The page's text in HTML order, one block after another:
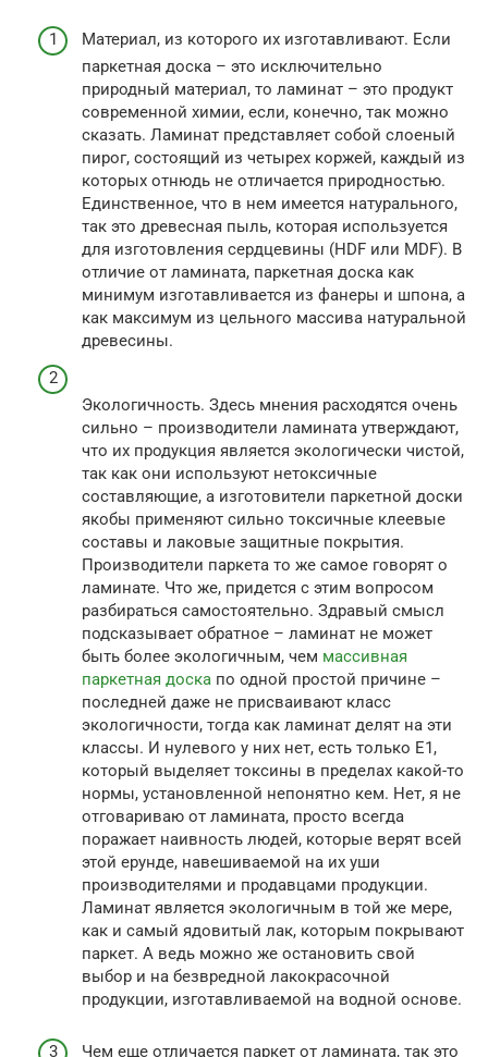
Материал, из которого их изготавливают. Если
паркетная доска – это исключительно
природный материал, то ламинат – это продукт
современной химии, если, конечно, так можно
сказать. Ламинат представляет собой слоеный
пирог, состоящий из четырех коржей, каждый из
которых отнюдь не отличается природностью.
Единственное, что в нем имеется натурального,
так это древесная пыль, которая используется
для изготовления сердцевины (HDF или MDF). В
отличие от ламината, паркетная доска как
минимум изготавливается из фанеры и шпона, а
как максимум из цельного массива натуральной
древесины.
Экологичность. Здесь мнения расходятся очень
сильно – производители ламината утверждают,
что их продукция является экологически чистой,
так как они используют нетоксичные
составляющие, а изготовители паркетной доски
якобы применяют сильно токсичные клеевые
составы и лаковые защитные покрытия.
Производители паркета то же самое говорят о
ламинате. Что же, придется с этим вопросом
разбираться самостоятельно. Здравый смысл
подсказывает обратное – ламинат не может
быть более экологичным, чем массивная
паркетная доска по одной простой причине –
последней даже не присваивают класс
экологичности, тогда как ламинат делят на эти
классы. И нулевого у них нет, есть только E1,
который выделяет токсины в пределах какой-то
нормы, установленной непонятно кем. Нет, я не
отговариваю от ламината, просто всегда
поражает наивность людей, которые верят всей
этой ерунде, навешиваемой на их уши
производителями и продавцами продукции.
Ламинат является экологичным в той же мере,
как и самый ядовитый лак, которым покрывают
паркет. А ведь можно же остановить свой
выбор и на безвредной лакокрасочной
продукции, изготавливаемой на водной основе.
Чем еще отличается паркет от ламината, так это